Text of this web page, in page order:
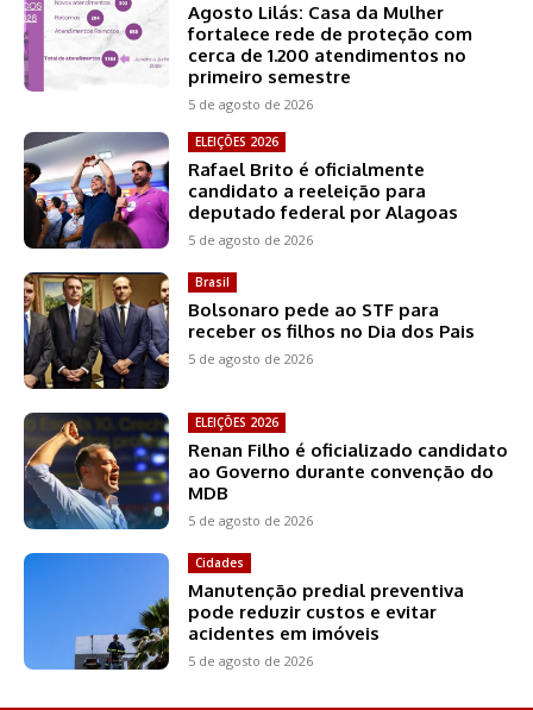
Agosto Lilás: Casa da Mulher
fortalece rede de proteção com
cerca de 1.200 atendimentos no
primeiro semestre
5 de agosto de 2026
ELEIÇÕES 2026
Rafael Brito é oficialmente
candidato a reeleição para
deputado federal por Alagoas
5 de agosto de 2026
Brasil
Bolsonaro pede ao STF para
receber os filhos no Dia dos Pais
5 de agosto de 2026
ELEIÇÕES 2026
Renan Filho é oficializado candidato
ao Governo durante convenção do
MDB
5 de agosto de 2026
Cidades
Manutenção predial preventiva
pode reduzir custos e evitar
acidentes em imóveis
5 de agosto de 2026